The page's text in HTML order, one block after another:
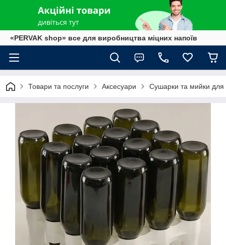
«PERVAK shop» все для виробництва міцних напоїв
Товари та послуги Аксесуари Сушарки та мийки